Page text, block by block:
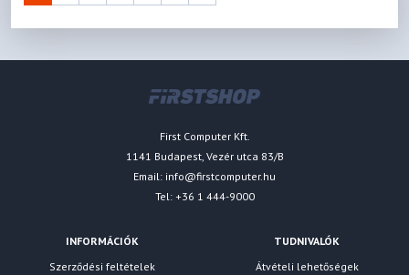
First Computer Kft.
1141 Budapest, Vezér utca 83/B
Email: info@firstcomputer.hu
Tel: +36 1 444-9000
INFORMÁCIÓK
Szerződési feltételek
TUDNIVALÓK
Átvételi lehetőségek